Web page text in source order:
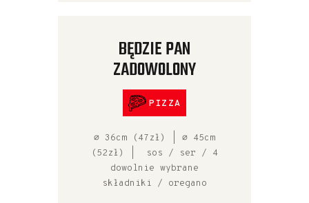
BĘDZIE PAN
ZADOWOLONY
PIZZA
⌀ 36cm (47zł) | ⌀ 45cm
(52zł) | sos / ser / 4
dowolnie wybrane
składniki / oregano